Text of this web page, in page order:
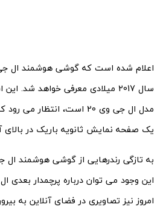
سال 2017 میلادی معرفی خواهد
مدل ال جی وی 20 است،
یک صفحه نمایش ثانویه باریک در بالای
این وجود می توان درباره پرچمدار
امروز نیز تصاویری در فضای آنلاین به